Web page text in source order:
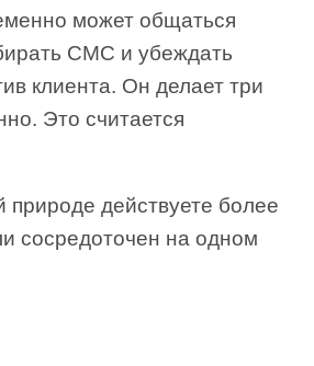
может общаться
СМС и убеждать
клиента. Он делает три
Это считается
природе действуете более
сосредоточен на одном